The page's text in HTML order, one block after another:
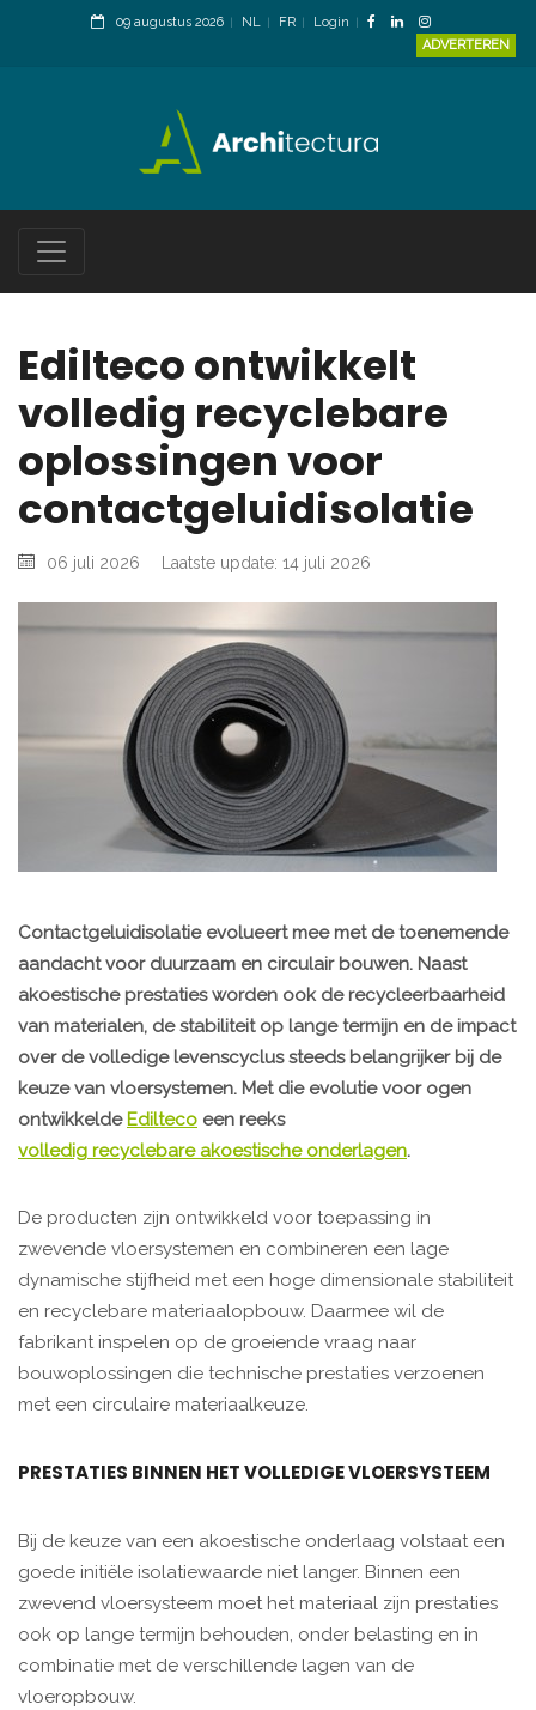
09 augustus 2026 NL FR
Login
ADVERTEREN
Edilteco ontwikkelt
volledig recyclebare
oplossingen voor
contactgeluidisolatie
06 juli 2026 Laatste update: 14 juli 2026
Contactgeluidisolatie evolueert mee met de toenemende
aandacht voor duurzaam en circulair bouwen. Naast
akoestische prestaties worden ook de recycleerbaarheid
van materialen, de stabiliteit op lange termijn en de impact
over de volledige levenscyclus steeds belangrijker bij de
keuze van vloersystemen. Met die evolutie voor ogen
ontwikkelde Edilteco een reeks
volledig recyclebare akoestische onderlagen.
De producten zijn ontwikkeld voor toepassing in
zwevende vloersystemen en combineren een lage
dynamische stijfheid met een hoge dimensionale stabiliteit
en recyclebare materiaalopbouw. Daarmee wil de
fabrikant inspelen op de groeiende vraag naar
bouwoplossingen die technische prestaties verzoenen
met een circulaire materiaalkeuze.
PRESTATIES BINNEN HET VOLLEDIGE VLOERSYSTEEM
Bij de keuze van een akoestische onderlaag volstaat een
goede initiële isolatiewaarde niet langer. Binnen een
zwevend vloersysteem moet het materiaal zijn prestaties
ook op lange termijn behouden, onder belasting en in
combinatie met de verschillende lagen van de
vloeropbouw.